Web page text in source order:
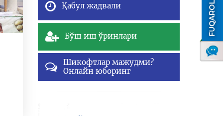
Қабул жадвали
Бўш иш ўринлари
Шикофтлар мажудми?
Онлайн юборинг